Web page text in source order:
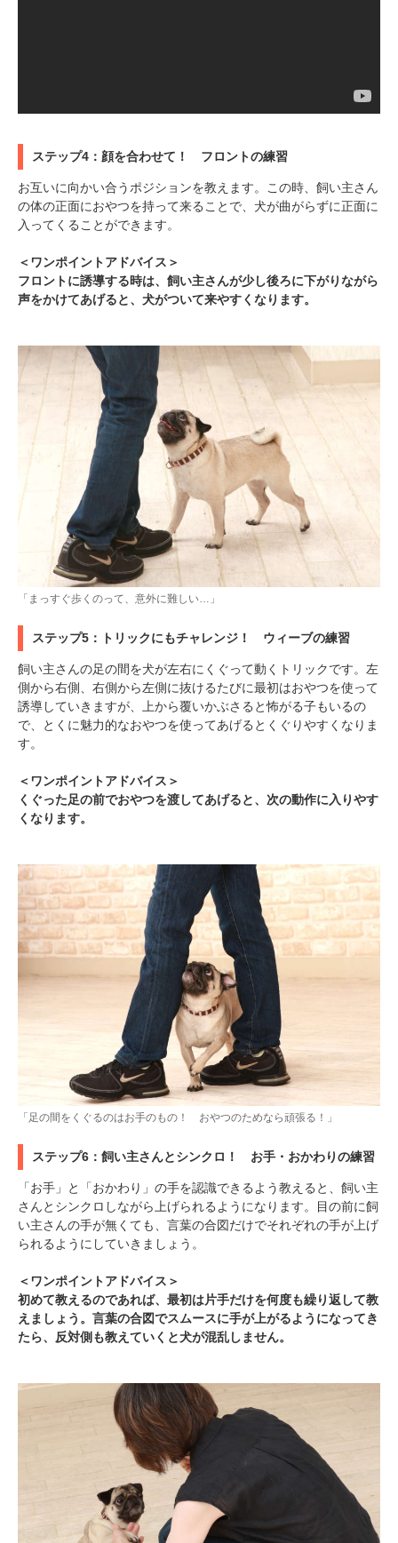
ステップ4：顔を合わせて！ フロントの練習
お互いに向かい合うポジションを教えます。この時、飼い主さん
の体の正面におやつを持って来ることで、犬が曲がらずに正面に
入ってくることができます。
＜ワンポイントアドバイス＞
フロントに誘導する時は、飼い主さんが少し後ろに下がりながら
声をかけてあげると、犬がついて来やすくなります。
「まっすぐ歩くのって、意外に難しい…」
ステップ5：トリックにもチャレンジ！ ウィーブの練習
飼い主さんの足の間を犬が左右にくぐって動くトリックです。左
側から右側、右側から左側に抜けるたびに最初はおやつを使って
誘導していきますが、上から覆いかぶさると怖がる子もいるの
で、とくに魅力的なおやつを使ってあげるとくぐりやすくなりま
す。
＜ワンポイントアドバイス＞
くぐった足の前でおやつを渡してあげると、次の動作に入りやす
くなります。
「足の間をくぐるのはお手のもの！ おやつのためなら頑張る！」
ステップ6：飼い主さんとシンクロ！ お手・おかわりの練習
「お手」と「おかわり」の手を認識できるよう教えると、飼い主
さんとシンクロしながら上げられるようになります。目の前に飼
い主さんの手が無くても、言葉の合図だけでそれぞれの手が上げ
られるようにしていきましょう。
＜ワンポイントアドバイス＞
初めて教えるのであれば、最初は片手だけを何度も繰り返して教
えましょう。言葉の合図でスムースに手が上がるようになってき
たら、反対側も教えていくと犬が混乱しません。